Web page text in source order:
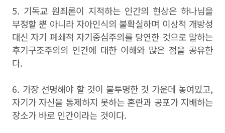
5. 기독교 원죄론이 지적하는 인간의 현상은 하나님을
부정할 뿐 아니라 자아인식의 불확실하며 이상적 개방성
대신 자기 폐쇄적 자기중심주의를 당연한 것으로 말하는
후기구조주의의 인간에 대한 이해와 많은 점을 공유한
다.
6. 가장 선명해야 할 것이 불투명한 것 가운데 놓여있고,
자기가 자신을 통제하지 못하는 혼란과 공포가 지배하는
장소가 바로 인간이라는 것이다.